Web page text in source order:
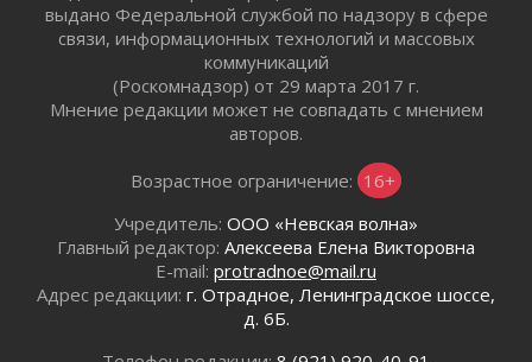
действовать при укусе клеща
02 августа 2026
В Ивангороде назвали новых почетных
граждан Ленинградской области
02 августа 2026
02 августа 2026
отправили на реставрацию
02 августа 2026
Ленобласть внедрила передовую подготовку
операторов БПЛА
выдано Федеральной службой по надзору в сфере
связи, информационных технологий и массовых
коммуникаций
(Роскомнадзор) от 29 марта 2017 г.
Мнение редакции может не совпадать с мнением
авторов.
Возрастное ограничение: 16+
Учредитель: ООО «Невская волна»
Главный редактор: Алексеева Елена Викторовна
E-mail: protradnoe@mail.ru
Адрес редакции: г. Отрадное, Ленинградское шоссе,
д. 6Б.